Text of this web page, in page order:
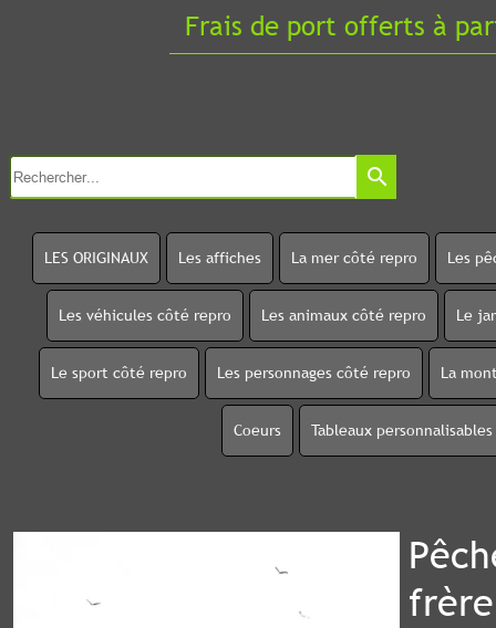
Frais de port offerts à
search
LES ORIGINAUX Les affiches La mer côté repro Les
Les véhicules côté repro Les animaux côté repro Le
Le sport côté repro Les personnages côté repro La
Coeurs Tableaux personnalisables